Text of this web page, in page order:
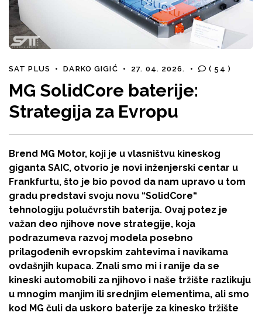
SAT PLUS • DARKO GIGIĆ • 27. 04. 2026. • ( 54 )
MG SolidCore baterije:
Strategija za Evropu
Brend MG Motor, koji je u vlasništvu kineskog
giganta SAIC, otvorio je novi inženjerski centar u
Frankfurtu, što je bio povod da nam upravo u tom
gradu predstavi svoju novu “SolidCore“
tehnologiju polučvrstih baterija. Ovaj potez je
važan deo njihove nove strategije, koja
podrazumeva razvoj modela posebno
prilagođenih evropskim zahtevima i navikama
ovdašnjih kupaca. Znali smo mi i ranije da se
kineski automobili za njihovo i naše tržište razlikuju
u mnogim manjim ili srednjim elementima, ali smo
kod MG čuli da uskoro baterije za kinesko tržište